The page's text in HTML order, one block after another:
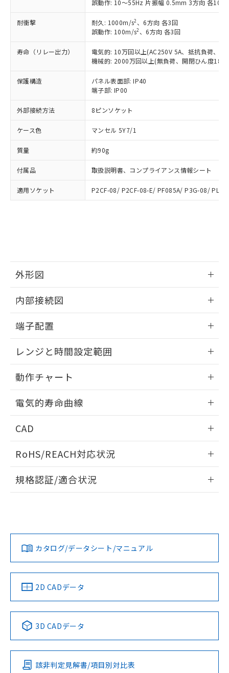
誤動作: 10～55Hz 片振幅 0.5mm 3方向 各
耐衝撃 耐久: 1000m/s2 、6方向 各3回
誤動作: 100m/s2 、6方向 各3回
寿命（リレー出力）
電気的: 10万回以上(AC250V 5A、抵抗負荷、
機械的: 2000万回以上(無負荷、開閉ひん度
保護構造
パネル表面部: IP40
端子部: IP00
外部接続方法 8ピンソケット
ケース色 マンセル 5Y7/1
質量 約90g
付属品 取扱説明書、コンプライアンス情報シート
適用ソケット P2CF-08/ P2CF-08-E/ PF085A/ P3G-08/
外形図
外形図
内部接続図
内部接続図
端子配置
端子配置
レンジと時間設定範囲
レンジと時間設定範囲
動作チャート
動作チャート
電気的寿命曲線
電気的寿命曲線
CAD
ドすることができます。
ログイン/会員登録
ダウンロードデータをご利用いただく前に、以下を必ずお読
みください。
ソフトウェアの使用条件
RoHS/REACH対応状況
EU RoHS 注意事項・凡例
対応済み
中国 RoHS 注意事項・凡例
Pb Hg Cd Cr(VI)
O
規格認証/適合状況
LR型式承認
（イギリス
船舶規格）
DNV型式承認
（ノルウェー
BV型式承認
（フランス
KR型式
（韓国
Yes No No No
この製品の規格認証/適合状況ページへ
その他の認証はこちらのページからご検索ください
カタログ/データシート/マニュアル
2D CADデータ
3D CADデータ
該非判定見解書/項目別対比表
在庫状況および標準価格照会結果は、
記載している更新日時点での社内デー
タに基づき作成されるものであり、閲
覧された時点での実際の在庫および標
準価格とは異なる場合があることをご
了承ください。
正式な納期状況および標準価格はお客
様のお取引先、またはお客様担当のオ
ムロン制御機器販売店・当社販売員に
ご相談ください。
オムロン制御機器販売店や当社販売拠
販売ネットワーク
ください。
在庫状況および標準価格結果を当社の
事前の承諾なく第三者に漏洩または開
示しないようお願いします。
マイパーツ機能（部品リスト作成サー
ビス）をご利用いただくには、I-Web
メンバーズにご登録されている必要が
※当社の共同利用者とは、"個人情報
の共同利用に関して"
用者の範囲」に記載されている法人を
むを得ず変更することがあります。
*EU RoHS指令（10物質）：
鉛(Pb) 1000ppm以下、 水銀(Hg) 1000ppm以下、 カド
ミウム(Cd) 100ppm以下、
六価クロム(Cr(Ⅵ)) 1000ppm以下、ポリ臭化ビフェニル
類(PBB) 1000ppm以下、ポリ臭化ジフェニルエーテル類
(PBDE) 1000ppm以下、フタル酸ビス(2-エチルヘキシ
ル) (DEHP)(別名：DOP) 1000ppm以下、フタル酸ブチ
ルベンジル（BBP） 1000ppm以下、フタル酸ジブチル
（DBP） 1000ppm以下、フタル酸ジイソブチル
(DIBP) 1000ppm以下
但し、RoHS指令で産業用監視および制御機器に対する
適用除外項目は除く。
フタル酸エステル類の４物質については閾値を超える意
図的な使用がないことを確認しています。
※2 対応予定月
部品在庫の切り替え状況などにより、予定
月が前後することがあります。
とができます。
EU RoHS指令（10物質）の非含有証明書
51物質の非含有証明書（当社基準）
※本証明書は発行日時点で非含有を証明す
ものではありません。
また、RoHS指令のフタル酸エステル類４
物質の対応では、対応完了までの期間は出
欄に対応日を記載しておりました。
既に当社にて対応品への在庫切替を完了
していることから、特段のことがない限
り、2022年1月12日より割愛しておりま
す。
「－」：未確認です。当社販売部門へお問
い合わせください。
*中国RoHS10物質の基準値 (GB/T26572)：
Pb(鉛) :1000ppm、 Hg(水銀) : 1000ppm、 Cd(カドミウ
ム) : 100ppm、
Cr(Ⅵ)(六価クロム) : 1000ppm、 PBBs(ポリ臭化ビフェ
ニル類) : 1000ppm、 PBDEs(ポリ臭化ジフェニルエーテ
ル類) : 1000ppm、
DBP(フタル酸ジブチル) : 1000ppm、 DIBP(フタル酸ジ
イソブチル) : 1000ppm、 BBP(フタル酸ブチルベンジ
※2 環境保護使用期限
「ｅ」：有害物質（10物質）のすべてが基
準値以下であることを示します。
「10」：通常の使用状況下において有害物
質が外部に漏えいし、環境に深刻な影響を
及ぼさない年数を意味します。
為替および外国貿易法に定める商品
（以下｢規制貨物等」という）を輸出
または国外への提供する場合は、日本
国政府の輸出許可(または役務取引許
可)を取得するなどの必要な手続きを
とります。
当社は規制貨物を破棄する場合は、完
全に破砕するなど、違法に輸出されな
いよう必要な手段を講じます。
当社は貴社製品を、核兵器、ミサイ
ル、化学兵器、生物兵器またはその他
武器並びにこれらの製造装置等に一切
使用いたしません。
当社は、貴社製品を第三者に販売する
場合は、上記1、2および3の内容を当
該第三者に通知します。また当社は、
販売先および販売に係わる関係者が違
法に輸出するおそれがある場合は、取
り引きをいたしません。
一定数以上の在庫あり
一定数には満たないが在庫あり
－
在庫なし(最新の在庫状況につ
いては、お客様のお取引先、ま
たはお客様担当のオムロン制御
機器販売店・当社販売員にご確
認ください)
白
受注生産機種、また在庫状況の
情報を公開していない機種